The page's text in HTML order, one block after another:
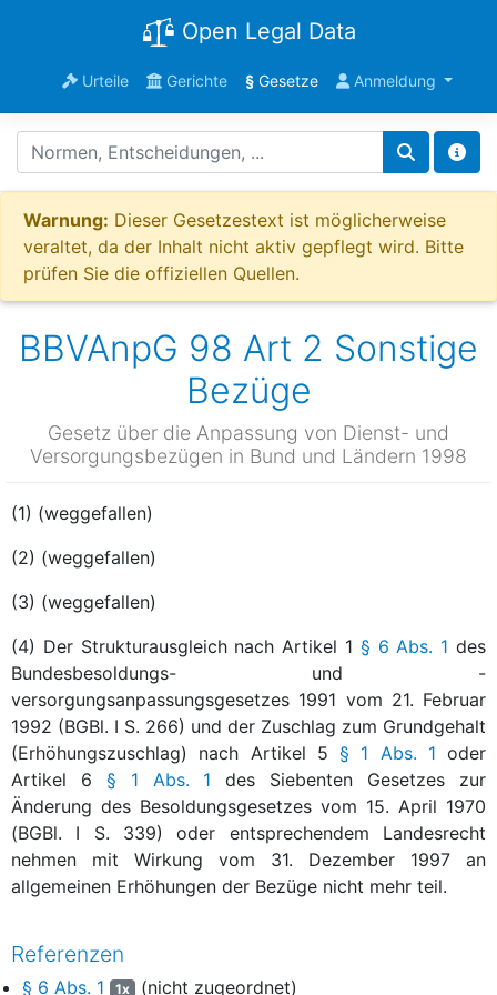
Open Legal Data
Urteile Gerichte §Gesetze Anmeldung
Warnung: Dieser Gesetzestext ist möglicherweise
veraltet, da der Inhalt nicht aktiv gepflegt wird. Bitte
prüfen Sie die offiziellen Quellen.
BBVAnpG 98 Art 2 Sonstige
Bezüge
Gesetz über die Anpassung von Dienst- und
Versorgungsbezügen in Bund und Ländern 1998
(1) (weggefallen)
(2) (weggefallen)
(3) (weggefallen)
(4) Der Strukturausgleich nach Artikel 1 § 6 Abs. 1 des
Bundesbesoldungs- und -
versorgungsanpassungsgesetzes 1991 vom 21. Februar
1992 (BGBl. I S. 266) und der Zuschlag zum Grundgehalt
(Erhöhungszuschlag) nach Artikel 5 § 1 Abs. 1 oder
Artikel 6 § 1 Abs. 1 des Siebenten Gesetzes zur
Änderung des Besoldungsgesetzes vom 15. April 1970
(BGBl. I S. 339) oder entsprechendem Landesrecht
nehmen mit Wirkung vom 31. Dezember 1997 an
allgemeinen Erhöhungen der Bezüge nicht mehr teil.
Referenzen
§ 6 Abs. 1 1x (nicht zugeordnet)